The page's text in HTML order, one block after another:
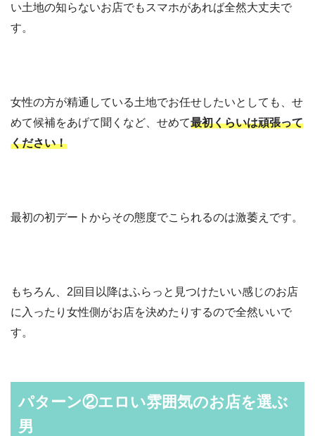
い土地の知らないお店でもスマホがあれば全然大丈夫で
す。
女性の方が精通している土地でお任せしたいとしても、せ
めて候補をあげて聞くなど、せめて最初くらいは頑張って
ください！
最初の初デートからその態度でこられるのは激萎えです。
もちろん、2回目以降はふらっと見つけたいい感じのお店
に入ったり女性側がお店を決めたりするので全然いいで
す。
パターン②エロい雰囲気のお店を選ぶ
男